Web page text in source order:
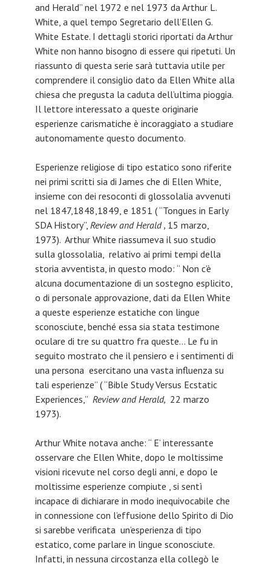
and Herald” nel 1972 e nel 1973 da Arthur L.
White, a quel tempo Segretario dell’Ellen G.
White Estate. I dettagli storici riportati da Arthur
White non hanno bisogno di essere qui ripetuti. Un
riassunto di questa serie sarà tuttavia utile per
comprendere il consiglio dato da Ellen White alla
chiesa che pregusta la caduta dell’ultima pioggia.
Il lettore interessato a queste originarie
esperienze carismatiche è incoraggiato a studiare
autonomamente questo documento.
Esperienze religiose di tipo estatico sono riferite
nei primi scritti sia di James che di Ellen White,
insieme con dei resoconti di glossolalia avvenuti
nel 1847,1848,1849, e 1851 ( “Tongues in Early
SDA History”, Review and Herald , 15 marzo,
1973). Arthur White riassumeva il suo studio
sulla glossolalia, relativo ai primi tempi della
storia avventista, in questo modo: “ Non c’è
alcuna documentazione di un sostegno esplicito,
o di personale approvazione, dati da Ellen White
a queste esperienze estatiche con lingue
sconosciute, benché essa sia stata testimone
oculare di tre su quattro fra queste… Le fu in
seguito mostrato che il pensiero e i sentimenti di
una persona esercitano una vasta influenza su
tali esperienze” ( “Bible Study Versus Ecstatic
Experiences,” Review and Herald, 22 marzo
1973).
Arthur White notava anche: “ E’ interessante
osservare che Ellen White, dopo le moltissime
visioni ricevute nel corso degli anni, e dopo le
moltissime esperienze compiute , si sentì
incapace di dichiarare in modo inequivocabile che
in connessione con l’effusione dello Spirito di Dio
si sarebbe verificata un’esperienza di tipo
estatico, come parlare in lingue sconosciute.
Infatti, in nessuna circostanza ella collegò le